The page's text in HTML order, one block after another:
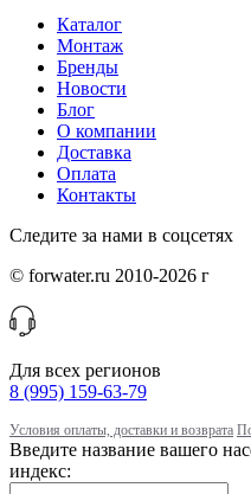
Каталог
Монтаж
Бренды
Новости
Блог
О компании
Доставка
Оплата
Контакты
Следите за нами в соцсетях
© forwater.ru 2010-2026 г
Для всех регионов
8 (995) 159-63-79
Условия оплаты, доставки и возврата
Введите название вашего
индекс: